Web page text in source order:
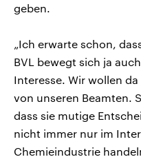
geben.
„Ich erwarte schon,
BVL bewegt sich ja
Interesse. Wir wollen
von unseren Beamten.
dass sie mutige
nicht immer nur im
Chemieindustrie